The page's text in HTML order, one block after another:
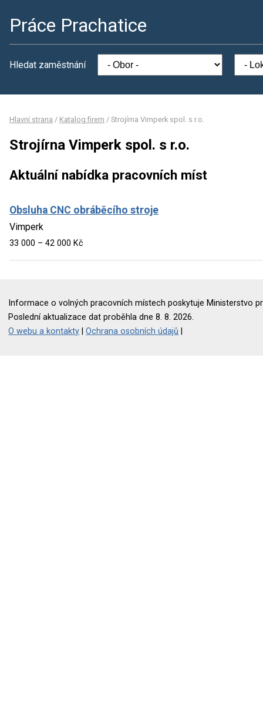
Práce Prachatice
Hledat zaměstnání
Hlavní strana / Katalog firem / Strojírna Vimperk spol. s r.o.
Strojírna Vimperk spol. s r.o.
Aktuální nabídka pracovních míst
Obsluha CNC obráběcího stroje
Vimperk
33 000 – 42 000 Kč
Informace o volných pracovních místech poskytuje Ministerstvo
Poslední aktualizace dat proběhla dne 8. 8. 2026.
O webu a kontakty |Ochrana osobních údajů